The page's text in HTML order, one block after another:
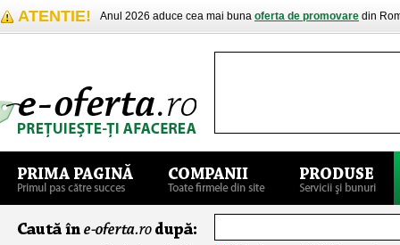
ATENTIE! Anul 2026 aduce cea mai buna oferta de promovare din